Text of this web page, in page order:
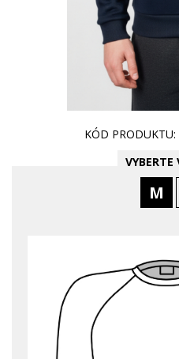
KÓD
VYBERTE
M